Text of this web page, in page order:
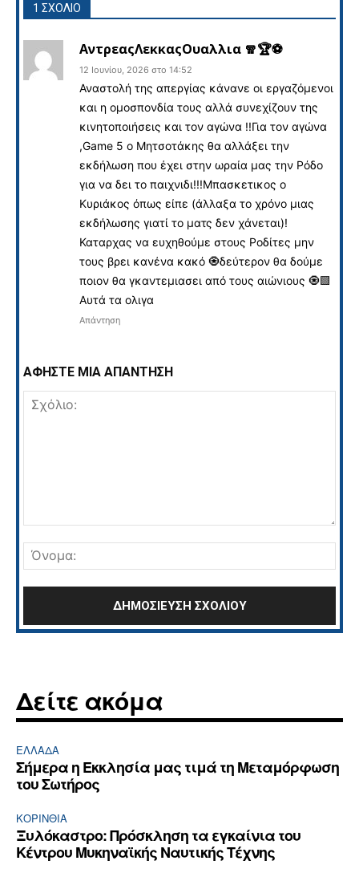
1 ΣΧΟΛΙΟ
ΑντρεαςΛεκκαςΟυαλλια 🧣🏆⚽️
12 Ιουνίου, 2026 στο 14:52
Αναστολή της απεργίας κάνανε οι εργαζόμενοι
και η ομοσπονδία τους αλλά συνεχίζουν της
κινητοποιήσεις και τον αγώνα !!Για τον αγώνα
,Game 5 ο Μητσοτάκης θα αλλάξει την
εκδήλωση που έχει στην ωραία μας την Ρόδο
για να δει το παιχνιδι!!!Μπασκετικος ο
Κυριάκος όπως είπε (άλλαξα το χρόνο μιας
εκδήλωσης γιατί το ματς δεν χάνεται)!
Καταρχας να ευχηθούμε στους Ροδίτες μην
τους βρει κανένα κακό 🧿δεύτερον θα δούμε
ποιον θα γκαντεμιασει από τους αιώνιους 🧿🟩
Αυτά τα ολιγα
Απάντηση
ΑΦΗΣΤΕ ΜΙΑ ΑΠΑΝΤΗΣΗ
Δείτε ακόμα
ΕΛΛΆΔΑ
Σήμερα η Εκκλησία μας τιμά τη Μεταμόρφωση
του Σωτήρος
ΚΟΡΙΝΘΊΑ
Ξυλόκαστρο: Πρόσκληση τα εγκαίνια του
Κέντρου Μυκηναϊκής Ναυτικής Τέχνης